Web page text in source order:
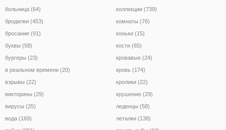
больница (64)
бродилки (453)
бросание (91)
буквы (58)
бургеры (23)
в реальном времени (20)
взрывы (22)
викторины (29)
вирусы (25)
вода (169)
коллекции (739)
комнаты (76)
коньки (15)
кости (65)
кровавые (24)
кровь (174)
кролики (22)
крушение (29)
леденцы (58)
леталки (138)